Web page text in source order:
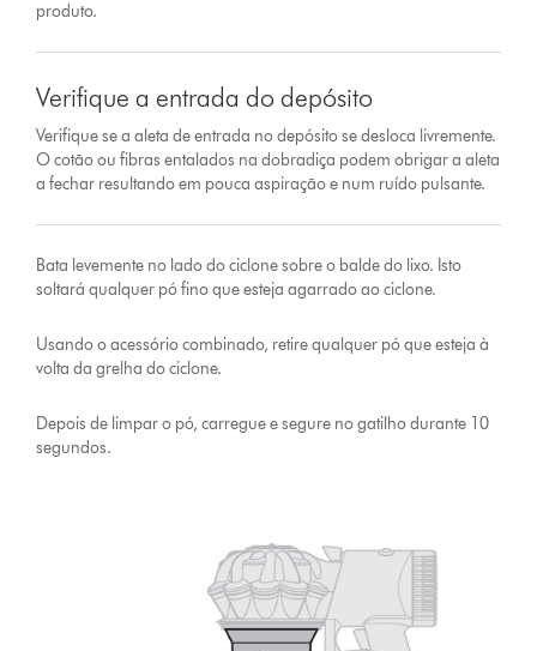
produto.
Verifique a entrada do depósito
Verifique se a aleta de entrada no depósito se desloca livremente.
O cotão ou fibras entalados na dobradiça podem obrigar a aleta
a fechar resultando em pouca aspiração e num ruído pulsante.
Bata levemente no lado do ciclone sobre o balde do lixo. Isto
soltará qualquer pó fino que esteja agarrado ao ciclone.
Usando o acessório combinado, retire qualquer pó que esteja à
volta da grelha do ciclone.
Depois de limpar o pó, carregue e segure no gatilho durante 10
segundos.